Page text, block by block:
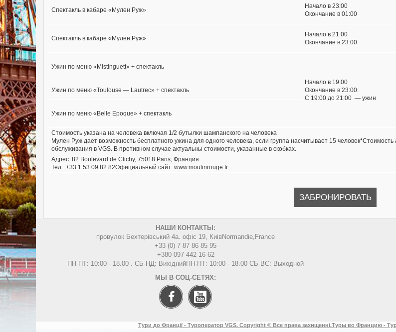
Спектакль в кабаре «Мулен Руж»
Начало в 23:00
Окончание в 01:00
Спектакль в кабаре «Мулен Руж»
Начало в 21:00
Окончание в 23:00
Ужин по меню «Mistinguett» + спектакль
Начало в 19:00
Окончание в 23:00.
С 19:00 до 21:00 — ужин
Ужин по меню «Toulouse — Lautrec» + спектакль
Ужин по меню «Belle Epoque» + спектакль
Стоимость указана на человека включая 1/2 бутылки шампанского на человека
Мулен Руж дает возможность бесплатного ужина для одного человека, если группа насчитывает 15 человек*Стоимость
обслуживания в VGS. В противном случае актуальны стоимости, указанные в скобках.
Адрес: 82 Boulevard de Clichy, 75018 Paris, Франция
Тел.: +33 1 53 09 82 82Официальный сайт: www.moulinrouge.fr
ЗАБРОНИРОВАТЬ
НАШИ КОНТАКТЫ:
провулок Бехтерівський 4а. офіс 19, КиівNormandie,France
+33 (0) 7 87 86 85 95
+380 097 442 16 62
ПН-ПТ: 10:00 - 18.00 . СБ-НД: ВихіднийПН-ПТ: 10:00 - 18.00 СБ-ВС: Выходной
МЫ В СОЦ-СЕТЯХ:
Тури до Франції - Туроператор VGS. Copyright © Все права захищенні.Туры во Францию -